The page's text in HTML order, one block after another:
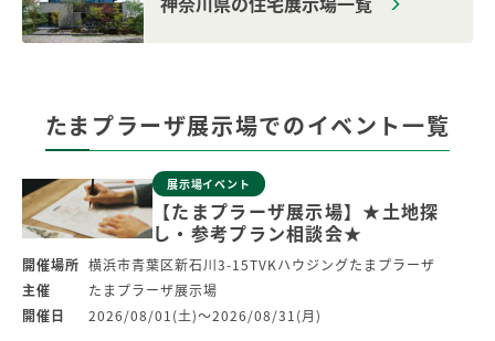
たまプラーザ展示場でのイベント一覧
展示場イベント
【たまプラーザ展示場】★土地探
し・参考プラン相談会★
開催場所 横浜市青葉区新石川3-15TVKハウジングたまプラーザ
主催
たまプラーザ展示場
開催日
2026/08/01(土)～2026/08/31(月)